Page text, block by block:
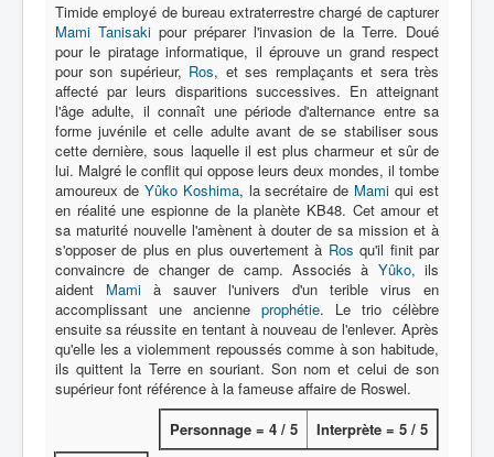
Objet
Lieu
Épisode
Référence
Fanservice
Générique
Protagoniste
Entourage
Antagoniste
Monstre
Autre
Timide employé de bureau extraterrestre chargé de capturer
Mami Tanisaki pour préparer l'invasion de la Terre. Doué
pour le piratage informatique, il éprouve un grand respect
pour son supérieur, Ros, et ses remplaçants et sera très
affecté par leurs disparitions successives. En atteignant
l'âge adulte, il connaît une période d'alternance entre sa
forme juvénile et celle adulte avant de se stabiliser sous
cette dernière, sous laquelle il est plus charmeur et sûr de
lui. Malgré le conflit qui oppose leurs deux mondes, il tombe
amoureux de Yûko Koshima, la secrétaire de Mami qui est
en réalité une espionne de la planète KB48. Cet amour et
sa maturité nouvelle l'amènent à douter de sa mission et à
s'opposer de plus en plus ouvertement à Ros qu'il finit par
convaincre de changer de camp. Associés à Yûko, ils
aident Mami à sauver l'univers d'un terible virus en
accomplissant une ancienne prophétie. Le trio célèbre
ensuite sa réussite en tentant à nouveau de l'enlever. Après
qu'elle les a violemment repoussés comme à son habitude,
ils quittent la Terre en souriant. Son nom et celui de son
supérieur font référence à la fameuse affaire de Roswel.
Personnage = 4 / 5
Interprète = 5 / 5